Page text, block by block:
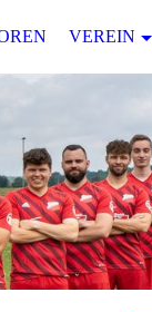
VEREIN